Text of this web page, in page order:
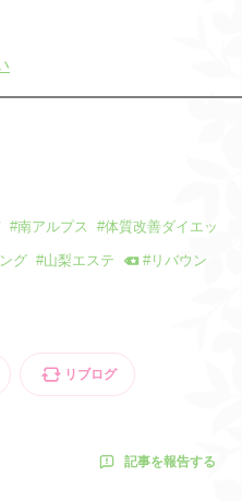
#南アルプス #体質改善ダイエッ
グ #山梨エステ # リバウン
リブログ
記事を報告する